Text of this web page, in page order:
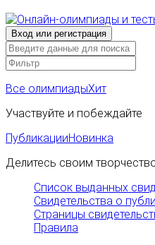
Все олимпиадыХит
Участвуйте и побеждайте
ПубликацииНовинка
Делитесь своим
Список выданных
Свидетельства о
Страницы
Правила